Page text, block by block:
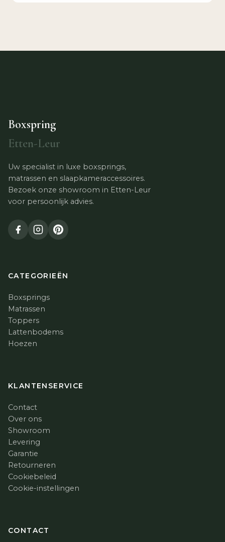
Boxspring
Etten-Leur
Uw specialist in luxe boxsprings,
matrassen en slaapkameraccessoires.
Bezoek onze showroom in Etten-Leur
voor persoonlijk advies.
CATEGORIEËN
Boxsprings
Matrassen
Toppers
Lattenbodems
Hoezen
KLANTENSERVICE
Contact
Over ons
Showroom
Levering
Garantie
Retourneren
Cookiebeleid
Cookie-instellingen
CONTACT